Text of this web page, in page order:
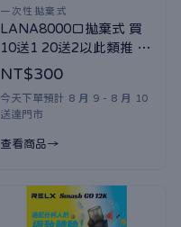
一次性拋棄式
LANA8000口拋棄式 買
10送1 20送2以此類推 口
味隨機贈送
NT$300
今天下單預計 8 月 9 - 8 月 10
送達門市
查看商品